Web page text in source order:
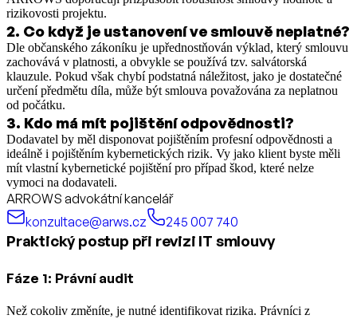
rizikovosti projektu.
2. Co když je ustanovení ve smlouvě neplatné?
Dle občanského zákoníku je upřednostňován výklad, který smlouvu
zachovává v platnosti, a obvykle se používá tzv. salvátorská
klauzule. Pokud však chybí podstatná náležitost, jako je dostatečné
určení předmětu díla, může být smlouva považována za neplatnou
od počátku.
3. Kdo má mít pojištění odpovědnosti?
Dodavatel by měl disponovat pojištěním profesní odpovědnosti a
ideálně i pojištěním kybernetických rizik. Vy jako klient byste měli
mít vlastní kybernetické pojištění pro případ škod, které nelze
vymoci na dodavateli.
ARROWS advokátní kancelář
konzultace@arws.cz
245 007 740
Praktický postup při revizi IT smlouvy
Fáze 1: Právní audit
Než cokoliv změníte, je nutné identifikovat rizika. Právníci z